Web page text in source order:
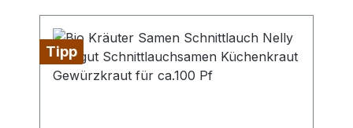
Tipp